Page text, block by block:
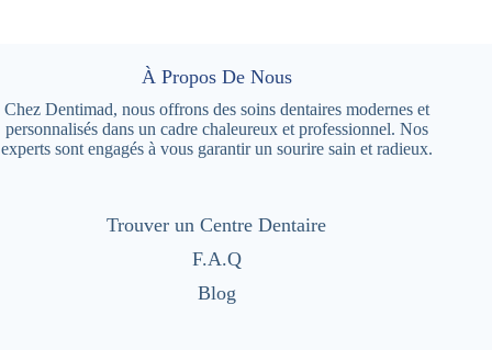
À Propos De Nous
Chez Dentimad, nous offrons des soins dentaires modernes et
personnalisés dans un cadre chaleureux et professionnel. Nos
experts sont engagés à vous garantir un sourire sain et radieux.
Trouver un Centre Dentaire
F.A.Q
Blog